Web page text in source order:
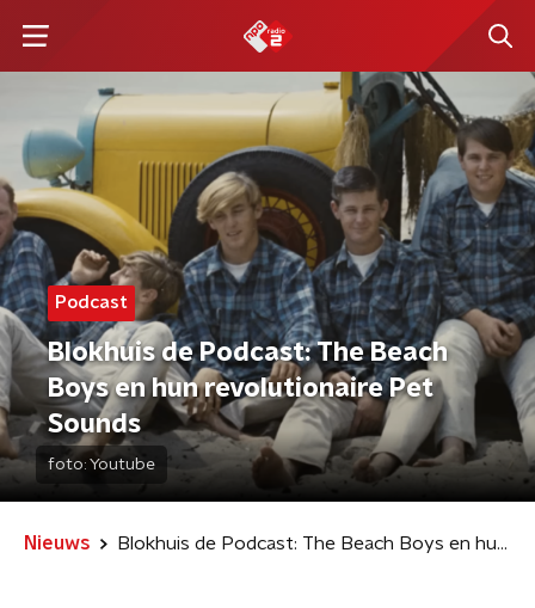
Podcast
Blokhuis de Podcast: The Beach
Boys en hun revolutionaire Pet
Sounds
foto: Youtube
Nieuws Blokhuis de Podcast: The Beach Boys en hun revolutionaire Pet Sounds